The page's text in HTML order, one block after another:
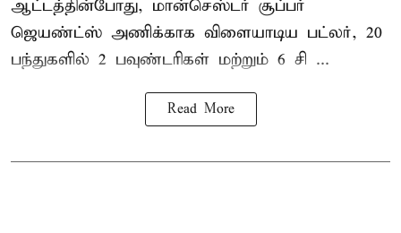
ஆட்டத்தின்போது, மான்செஸ்டர் சூப்பர்
ஜெயண்ட்ஸ் அணிக்காக விளையாடிய பட்லர், 20
பந்துகளில் 2 பவுண்டரிகள் மற்றும் 6 சி ...
Read More